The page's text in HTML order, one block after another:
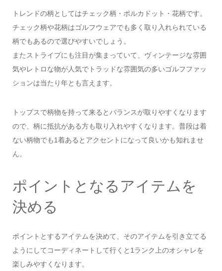
トレンドの柄としてはチェック柄・ポルカドット・花柄です。
チェック柄や花柄はゴルフウェアでも多く取り入れられている
柄でもあるので選びやすいでしょう。
またストライプにも注目が集まっていて、ヴィンテージな雰囲
気やレトロな物が人気でトラッドな雰囲気の多いゴルフファッ
ションは当たり年とも言えます。
トップスで柄物を持って来るとバランスが取りやすくなります
ので、柄に抵抗がある方も取り入れやすくなります。普段は着
ない柄物でも1着あるとアクセントになって良いかも知れませ
ん。
ポイントとなるアイテムを
決める
ポイントとするアイテムを決めて、そのアイテムを引き立てる
ようにしてコーディネートして行くと1ランク上のオシャレを
楽しみやすくなります。